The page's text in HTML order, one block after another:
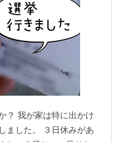
？ 我が家は特に出かけ
ました。 ３日休みがあ